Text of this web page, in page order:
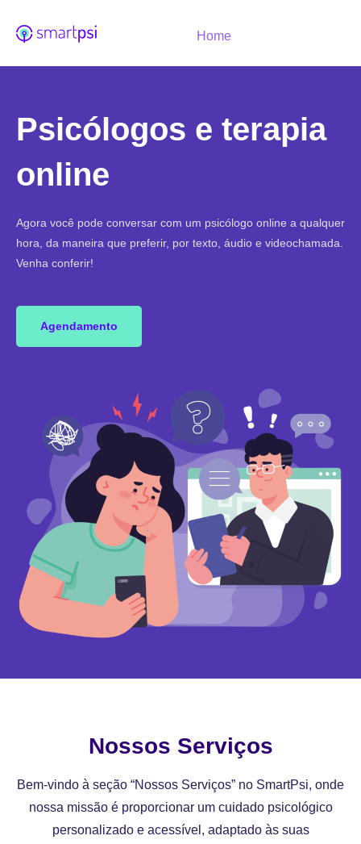
Home
Psicólogos e terapia
online
Agora você pode conversar com um psicólogo online a qualquer
hora, da maneira que preferir, por texto, áudio e videochamada.
Venha conferir!
Agendamento
Nossos Serviços
Bem-vindo à seção “Nossos Serviços” no SmartPsi, onde
nossa missão é proporcionar um cuidado psicológico
personalizado e acessível, adaptado às suas